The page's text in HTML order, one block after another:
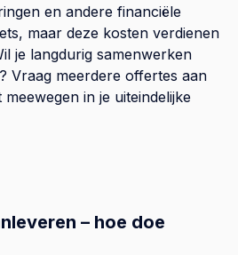
en andere financiële
maar deze kosten verdienen
je langdurig samenwerken
Vraag meerdere offertes aan
in je uiteindelijke
– hoe doe